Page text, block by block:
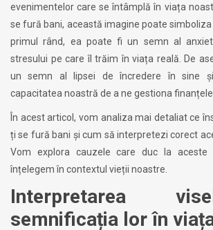
evenimentelor care se întâmplă în viața
se fură bani, această imagine poate
primul rând, ea poate fi un semn al
stresului pe care îl trăim în viața reală. De
un semn al lipsei de încredere în sine
capacitatea noastră de a ne gestiona finanțele.
În acest articol, vom analiza mai detaliat ce
ți se fură bani și cum să interpretezi corect
Vom explora cauzele care duc la
înțelegem în contextul vieții noastre.
Interpretarea
semnificația lor în